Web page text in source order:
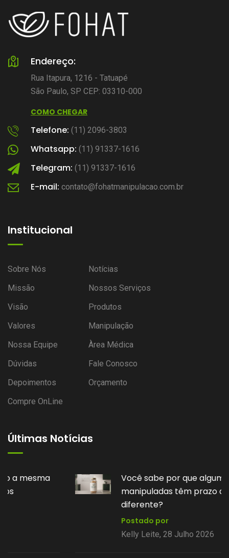
Endereço:
Rua Itapura, 1216 - Tatuapé
São Paulo, SP CEP: 03310-000
COMO CHEGAR
Telefone: (11) 2096-3803
Whatsapp: (11) 91337-1616
Telegram: (11) 91337-1616
E-mail: contato@fohatmanipulacao.com.br
Institucional
Sobre Nós
Missão
Visão
Valores
Nossa Equipe
Dúvidas
Depoimentos
Compre OnLine
Notícias
Nossos Serviços
Produtos
Manipulação
Àrea Médica
Fale Conosco
Orçamento
Últimas Notícias
Você sabe por que algumas fórmulas
manipuladas têm prazo de validade
Kelly Leite, 28 Julho 2026